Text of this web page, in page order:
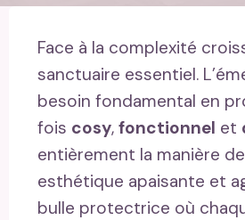
Face à la complexité
sanctuaire essentiel.
besoin fondamental en
fois cosy, fonctionnel et
entièrement la manière
esthétique apaisante et
bulle protectrice où